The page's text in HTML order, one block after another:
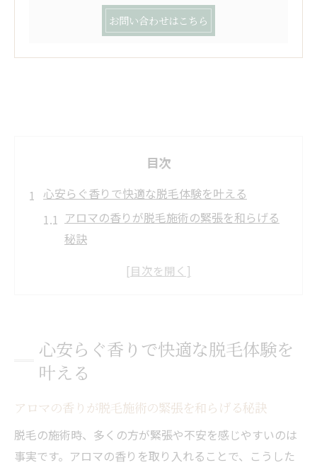
お問い合わせはこちら
目次
心安らぐ香りで快適な脱毛体験を叶える
アロマの香りが脱毛施術の緊張を和らげる
秘訣
リラックス空間で叶える快適な脱毛体験と
香りによるストレス軽減と脱毛の相乗効果
Aroma saltなどを参考にした脱毛施術の工
脱毛中のリラックス効果が肌の負担を軽減
心安らぐ香りで快適な脱毛体験を
叶える
アロマの香りが脱毛施術の緊張を和らげる秘訣
脱毛の施術時、多くの方が緊張や不安を感じやすいのは
事実です。アロマの香りを取り入れることで、こうした